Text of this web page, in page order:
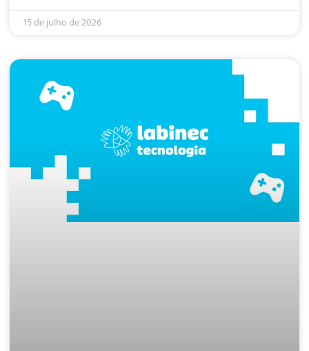
15 de julho de 2026